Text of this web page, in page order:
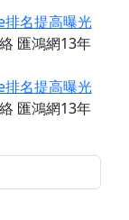
名提高曝光
絡 匯鴻網13年
名提高曝光
絡 匯鴻網13年